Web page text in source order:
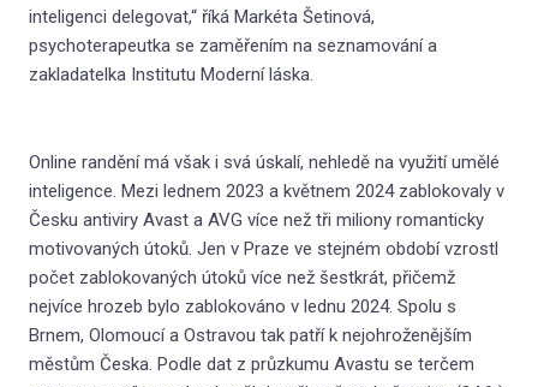
inteligenci delegovat,“ říká Markéta Šetinová,
psychoterapeutka se zaměřením na seznamování a
zakladatelka Institutu Moderní láska.
Online randění má však i svá úskalí, nehledě na využití umělé
inteligence. Mezi lednem 2023 a květnem 2024 zablokovaly v
Česku antiviry Avast a AVG více než tři miliony romanticky
motivovaných útoků. Jen v Praze ve stejném období vzrostl
počet zablokovaných útoků více než šestkrát, přičemž
nejvíce hrozeb bylo zablokováno v lednu 2024. Spolu s
Brnem, Olomoucí a Ostravou tak patří k nejohroženějším
městům Česka.⁠⁠ Podle dat z průzkumu Avastu se terčem